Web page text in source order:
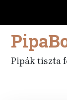
Skip
content
Pipák tiszta